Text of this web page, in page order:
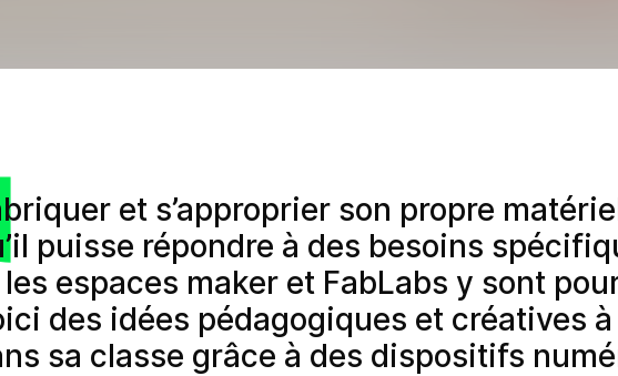
et s’approprier son propre
puisse répondre à des besoins
les espaces maker et FabLabs y sont
des idées pédagogiques et créatives
sa classe grâce à des dispositifs